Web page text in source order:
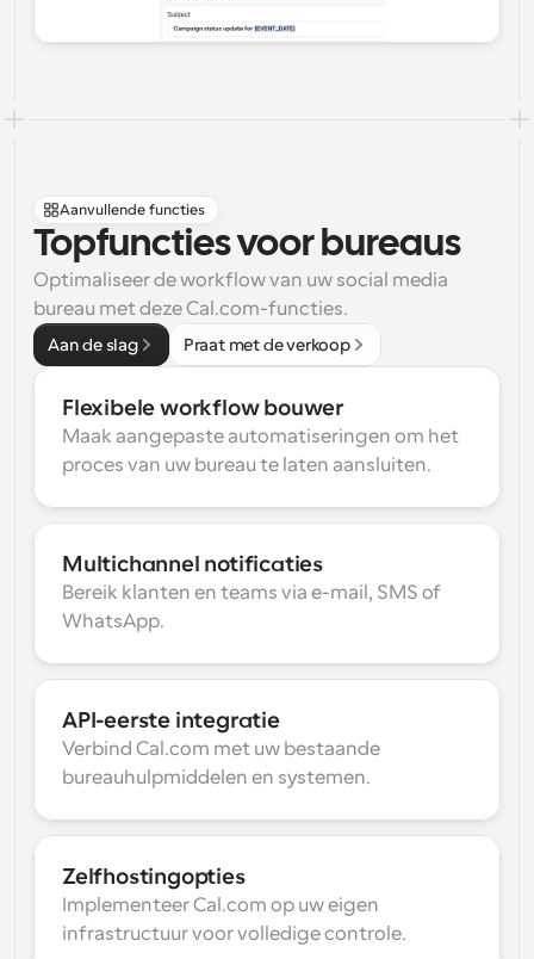
Aanvullende functies
Topfuncties voor bureaus
Optimaliseer de workflow van uw social media
bureau met deze Cal.com-functies.
Aan de slag Praat met de verkoop
Flexibele workflow bouwer
Maak aangepaste automatiseringen om het
proces van uw bureau te laten aansluiten.
Multichannel notificaties
Bereik klanten en teams via e-mail, SMS of
WhatsApp.
API-eerste integratie
Verbind Cal.com met uw bestaande
bureauhulpmiddelen en systemen.
Zelfhostingopties
Implementeer Cal.com op uw eigen
infrastructuur voor volledige controle.